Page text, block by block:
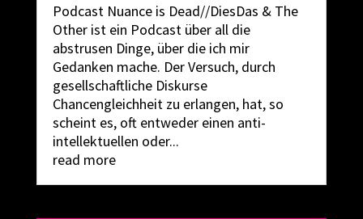
Podcast Nuance is Dead//DiesDas & The
Other ist ein Podcast über all die
abstrusen Dinge, über die ich mir
Gedanken mache. Der Versuch, durch
gesellschaftliche Diskurse
Chancengleichheit zu erlangen, hat, so
scheint es, oft entweder einen anti-
intellektuellen oder...
read more